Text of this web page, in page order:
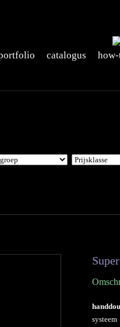
catalogus